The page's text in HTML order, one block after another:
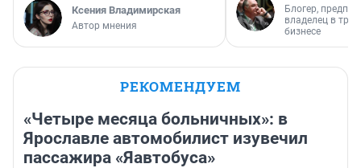
Ксения Владимирская
Автор мнения
Блогер,
владелец в
бизнесе
РЕКОМЕНДУЕМ
«Четыре месяца больничных»: в
Ярославле автомобилист изувечил
пассажира «Яавтобуса»